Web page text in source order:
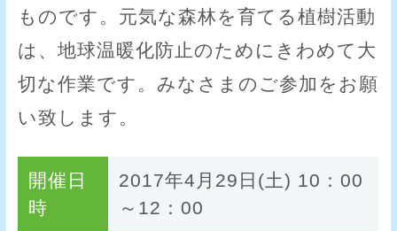
ものです。元気な森林を育てる植樹活動
は、地球温暖化防止のためにきわめて大
切な作業です。みなさまのご参加をお願
い致します。
開催日
時
2017年4月29日(土) 10：00
～12：00